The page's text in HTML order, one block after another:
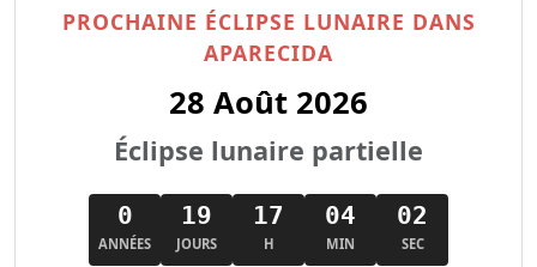
PROCHAINE ÉCLIPSE LUNAIRE DANS
APARECIDA
28 Août 2026
Éclipse lunaire partielle
0
ANNÉES
19
JOURS
17
H
04
MIN
00
SEC